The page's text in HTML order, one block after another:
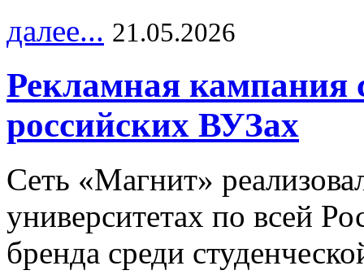
далее... 21.05.2026
Рекламная кампания
российских ВУЗах
Сеть «Магнит»
университетах по всей
бренда среди